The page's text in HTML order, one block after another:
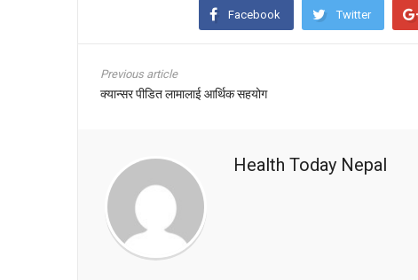
Facebook Twitter
Previous article
क्यान्सर पीडित लामालाई आर्थिक सहयोग
Health Today Nepal